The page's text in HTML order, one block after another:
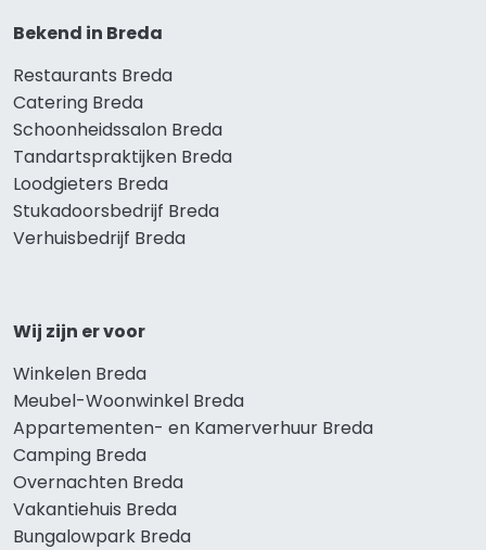
Bekend in Breda
Restaurants Breda
Catering Breda
Schoonheidssalon Breda
Tandartspraktijken Breda
Loodgieters Breda
Stukadoorsbedrijf Breda
Verhuisbedrijf Breda
Wij zijn er voor
Winkelen Breda
Meubel-Woonwinkel Breda
Appartementen- en Kamerverhuur Breda
Camping Breda
Overnachten Breda
Vakantiehuis Breda
Bungalowpark Breda